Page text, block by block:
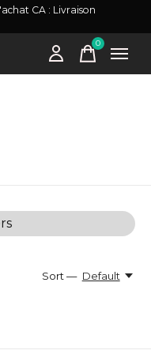
CA : Livraison
0items
Sort — Default